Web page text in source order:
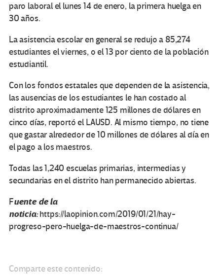
paro laboral el lunes 14 de enero, la primera huelga en
30 años.
La asistencia escolar en general se redujo a 85,274
estudiantes el viernes, o el 13 por ciento de la población
estudiantil.
Con los fondos estatales que dependen de la asistencia,
las ausencias de los estudiantes le han costado al
distrito aproximadamente 125 millones de dólares en
cinco días, reportó el LAUSD. Al mismo tiempo, no tiene
que gastar alrededor de 10 millones de dólares al día en
el pago a los maestros.
Todas las 1,240 escuelas primarias, intermedias y
secundarias en el distrito han permanecido abiertas.
Fuente de la
noticia:https://laopinion.com/2019/01/21/hay-
progreso-pero-huelga-de-maestros-continua/
Comparte este contenido: